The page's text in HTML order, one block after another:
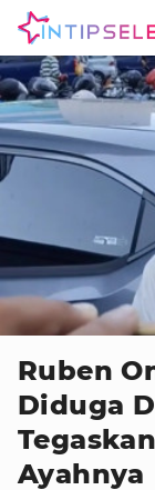
Ruben
Diduga
Ayahnya